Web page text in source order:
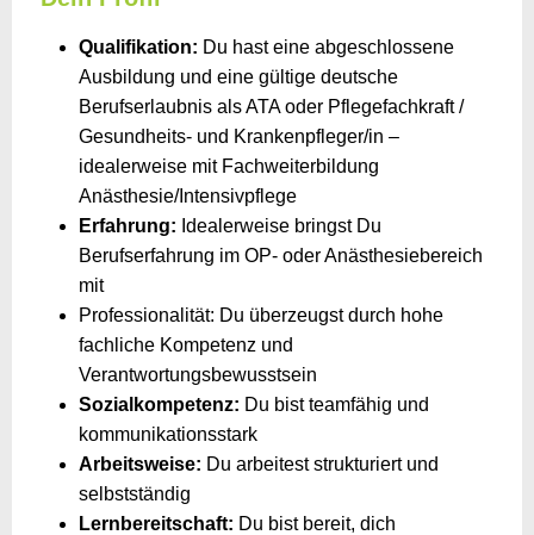
Qualifikation: Du hast eine abgeschlossene
Ausbildung und eine gültige deutsche
Berufserlaubnis als ATA oder Pflegefachkraft /
Gesundheits- und Krankenpfleger/in –
idealerweise mit Fachweiterbildung
Anästhesie/Intensivpflege
Erfahrung: Idealerweise bringst Du
Berufserfahrung im OP- oder Anästhesiebereich
mit
Professionalität: Du überzeugst durch hohe
fachliche Kompetenz und
Verantwortungsbewusstsein
Sozialkompetenz: Du bist teamfähig und
kommunikationsstark
Arbeitsweise: Du arbeitest strukturiert und
selbstständig
Lernbereitschaft: Du bist bereit, dich